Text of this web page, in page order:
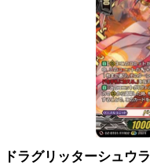
ドラグリッターシュウ